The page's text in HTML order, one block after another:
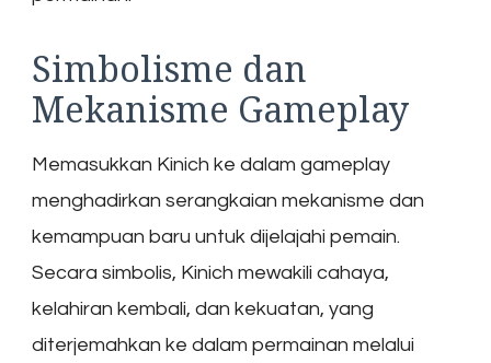
Simbolisme dan
Mekanisme Gameplay
Memasukkan Kinich ke dalam gameplay
menghadirkan serangkaian mekanisme dan
kemampuan baru untuk dijelajahi pemain.
Secara simbolis, Kinich mewakili cahaya,
kelahiran kembali, dan kekuatan, yang
diterjemahkan ke dalam permainan melalui